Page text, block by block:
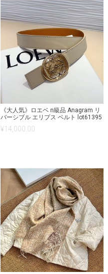
《大人気》ロエベ n級品 Anagram リ
バーシブル エリプス ベルト lot61395
¥14,000.00